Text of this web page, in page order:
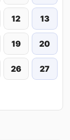
12 13
19 20
26 27